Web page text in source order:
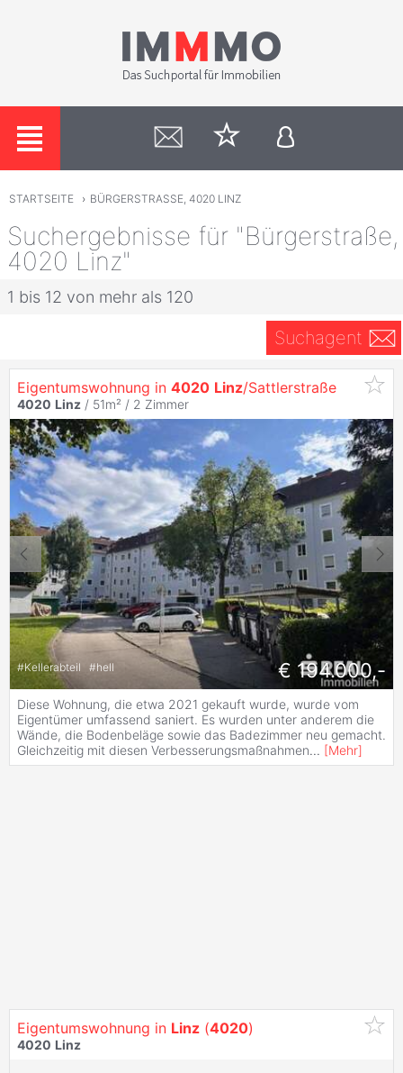
STARTSEITE › BÜRGERSTRASSE, 4020 LINZ
Suchergebnisse für "Bürgerstraße,
4020 Linz"
1 bis 12 von mehr als 120
Suchagent
Eigentumswohnung in 4020 Linz/Sattlerstraße
4020 Linz / 51m² / 2 Zimmer
#Kellerabteil #hell € 194.000,-
Diese Wohnung, die etwa 2021 gekauft wurde, wurde vom
Eigentümer umfassend saniert. Es wurden unter anderem die
Wände, die Bodenbeläge sowie das Badezimmer neu gemacht.
Gleichzeitig mit diesen Verbesserungsmaßnahmen... [Mehr]
Eigentumswohnung in Linz (4020)
4020 Linz